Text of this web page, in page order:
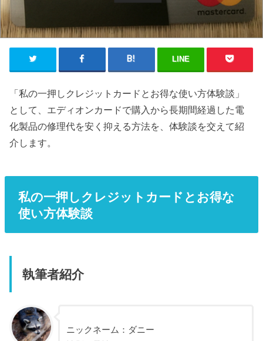
LINE
「私の一押しクレジットカードとお得な使い方体験談」
として、エディオンカードで購入から長期間経過した電
化製品の修理代を安く抑える方法を、体験談を交えて紹
介します。
私の一押しクレジットカードとお得な
使い方体験談
執筆者紹介
ニックネーム：ダニー